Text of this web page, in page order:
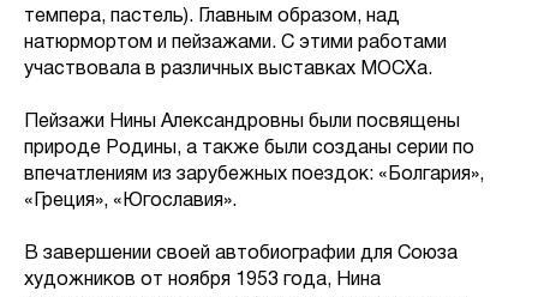
темпера, пастель). Главным образом, над
натюрмортом и пейзажами. С этими работами
участвовала в различных выставках МОСХа.
Пейзажи Нины Александровны были посвящены
природе Родины, а также были созданы серии по
впечатлениям из зарубежных поездок: «Болгария»,
«Греция», «Югославия».
В завершении своей автобиографии для Союза
художников от ноября 1953 года, Нина